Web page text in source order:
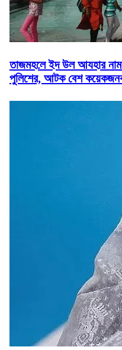
তাজমহলে ইদ উল আযহার
পুলিশের, আটক বেশ